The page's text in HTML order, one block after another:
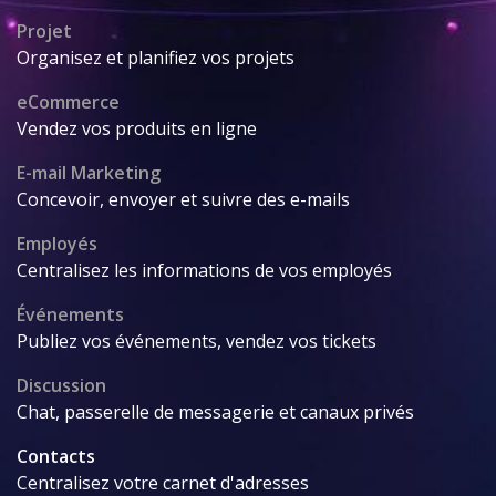
Projet
Organisez et planifiez vos projets
eCommerce
Vendez vos produits en ligne
E-mail Marketing
Concevoir, envoyer et suivre des e-mails
Employés
Centralisez les informations de vos employés
Événements
Publiez vos événements, vendez vos tickets
Discussion
Chat, passerelle de messagerie et canaux privés
Contacts
Centralisez votre carnet d'adresses